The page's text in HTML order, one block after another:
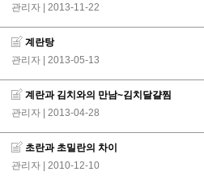
관리자
| 2013-11-22
계란탕
관리자
| 2013-05-13
계란과 김치와의 만남~김치달걀찜
관리자
| 2013-04-28
초란과 초밀란의 차이
관리자
| 2010-12-10